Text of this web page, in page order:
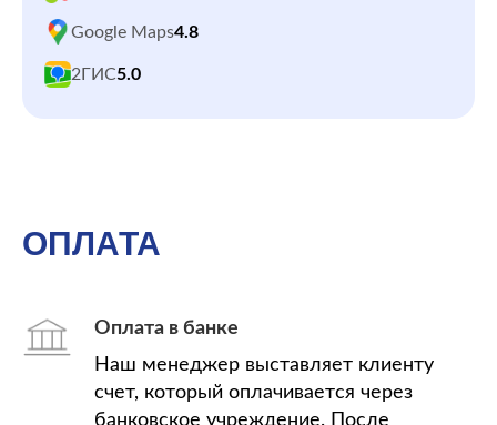
Google Maps4.8
2ГИС5.0
ОПЛАТА
Оплата в банке
Наш менеджер выставляет клиенту
счет, который оплачивается через
банковское учреждение. После